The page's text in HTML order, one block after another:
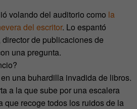
volando del auditorio como la
del escritor. Lo espantó
de publicaciones de
una pregunta.
una buhardilla invadida de libros.
a la que sube por una escalera
que recoge todos los ruidos de la